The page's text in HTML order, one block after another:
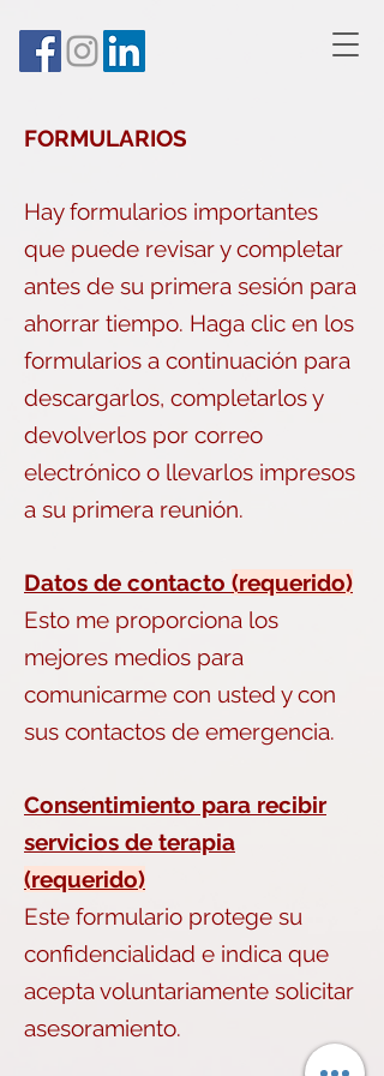
FORMULARIOS
Hay formularios importantes
que puede revisar y completar
antes de su primera sesión para
ahorrar tiempo. Haga clic en los
formularios a continuación para
descargarlos, completarlos y
devolverlos por correo
electrónico o llevarlos impresos
a su primera reunión.
Datos de contacto (requerido)
Esto me proporciona los
mejores medios para
comunicarme con usted y con
sus contactos de emergencia.
Consentimiento para recibir
servicios de terapia
(requerido)
Este formulario protege su
confidencialidad e indica que
acepta voluntariamente solicitar
asesoramiento.